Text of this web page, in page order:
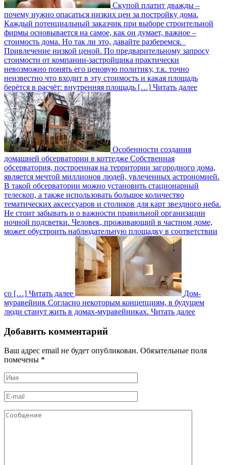
Скупой платит дважды –
почему нужно опасаться низких цен за постройку дома.
Каждый потенциальный заказчик при выборе строительной
фирмы основывается на самое, как он думает, важное –
стоимость дома. Но так ли это, давайте разберемся.
Привлечение низкой ценой. По предварительному запросу
стоимости от компании-застройщика практически
невозможно понять его ценовую политику, т.к. точно
неизвестно что входит в эту стоимость и какая площадь
берётся в расчёт: внутренняя площадь […] Читать далее
Особенности создания
домашней обсерватории в коттедже Собственная
обсерватория, построенная на территории загородного дома,
является мечтой миллионов людей, увлеченных астрономией.
В такой обсерватории можно установить стационарный
телескоп, а также использовать большое количество
тематических аксессуаров и столиков для карт звездного неба.
Не стоит забывать и о важности правильной организации
ночной подсветки. Человек, проживающий в частном доме,
может обустроить наблюдательную площадку в соответствии
со […] Читать далее
Дом-
муравейник Согласно некоторым концепциям, в будущем
люди станут жить в домах-муравейниках. Читать далее
Добавить комментарий
Ваш адрес email не будет опубликован. Обязательные поля
помечены *